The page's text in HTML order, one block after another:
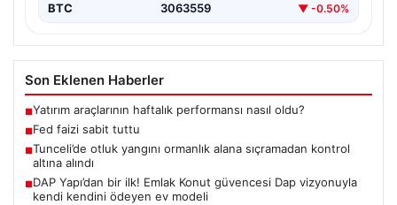
BTC 3063559 ▼ -0.50%
Son Eklenen Haberler
■Yatırım araçlarının haftalık performansı nasıl oldu?
■Fed faizi sabit tuttu
■Tunceli’de otluk yangını ormanlık alana sıçramadan kontrol
altına alındı
■DAP Yapı’dan bir ilk! Emlak Konut güvencesi Dap vizyonuyla
kendi kendini ödeyen ev modeli